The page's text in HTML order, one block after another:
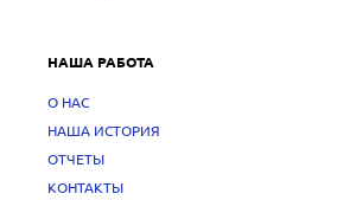
НАША РАБОТА
О НАС
НАША ИСТОРИЯ
ОТЧЕТЫ
КОНТАКТЫ